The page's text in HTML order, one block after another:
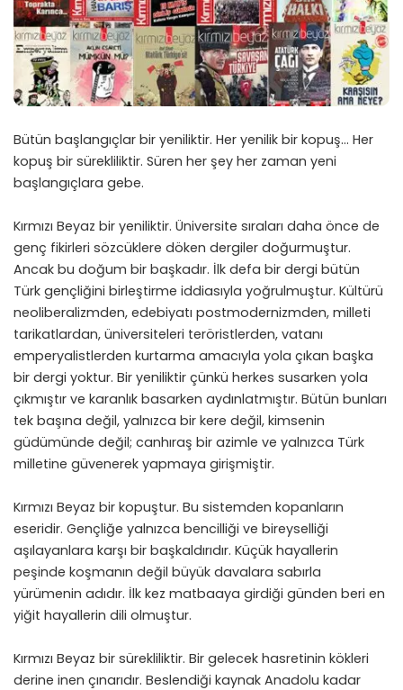
Bütün başlangıçlar bir yeniliktir. Her yenilik bir kopuş… Her
kopuş bir sürekliliktir. Süren her şey her zaman yeni
başlangıçlara gebe.
Kırmızı Beyaz bir yeniliktir. Üniversite sıraları daha önce de
genç fikirleri sözcüklere döken dergiler doğurmuştur.
Ancak bu doğum bir başkadır. İlk defa bir dergi bütün
Türk gençliğini birleştirme iddiasıyla yoğrulmuştur. Kültürü
neoliberalizmden, edebiyatı postmodernizmden, milleti
tarikatlardan, üniversiteleri teröristlerden, vatanı
emperyalistlerden kurtarma amacıyla yola çıkan başka
bir dergi yoktur. Bir yeniliktir çünkü herkes susarken yola
çıkmıştır ve karanlık basarken aydınlatmıştır. Bütün bunları
tek başına değil, yalnızca bir kere değil, kimsenin
güdümünde değil; canhıraş bir azimle ve yalnızca Türk
milletine güvenerek yapmaya girişmiştir.
Kırmızı Beyaz bir kopuştur. Bu sistemden kopanların
eseridir. Gençliğe yalnızca bencilliği ve bireyselliği
aşılayanlara karşı bir başkaldırıdır. Küçük hayallerin
peşinde koşmanın değil büyük davalara sabırla
yürümenin adıdır. İlk kez matbaaya girdiği günden beri en
yiğit hayallerin dili olmuştur.
Kırmızı Beyaz bir sürekliliktir. Bir gelecek hasretinin kökleri
derine inen çınarıdır. Beslendiği kaynak Anadolu kadar